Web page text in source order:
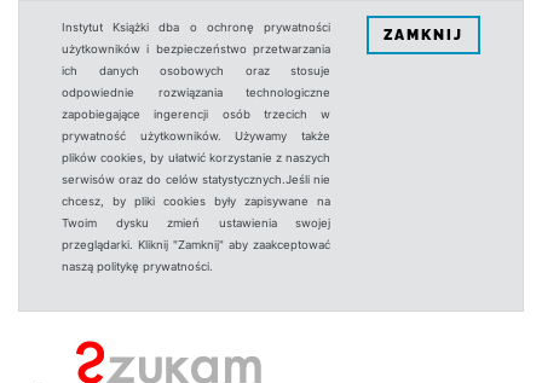
Instytut Książki dba o ochronę prywatności
użytkowników i bezpieczeństwo przetwarzania
ich danych osobowych oraz stosuje
odpowiednie rozwiązania technologiczne
zapobiegające ingerencji osób trzecich w
prywatność użytkowników. Używamy także
plików cookies, by ułatwić korzystanie z naszych
serwisów oraz do celów statystycznych.Jeśli nie
chcesz, by pliki cookies były zapisywane na
Twoim dysku zmień ustawienia swojej
przeglądarki. Kliknij "Zamknij" aby zaakceptować
naszą politykę prywatności.
ZAMKNIJ